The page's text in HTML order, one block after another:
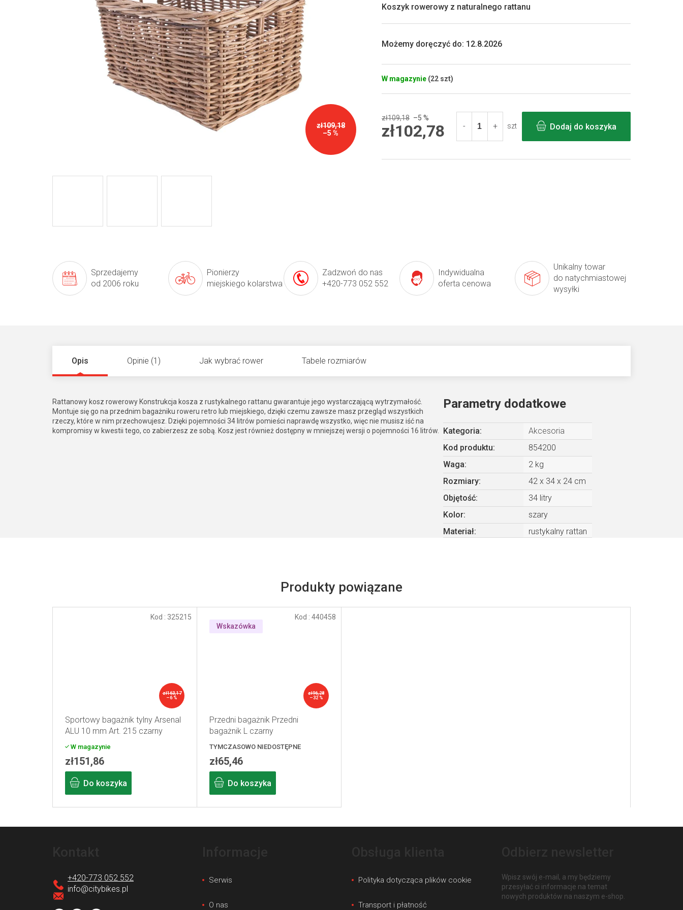
zł109,18
–5 %
W magazynie (22 szt)
Możemy doręczyć do: 12.8.2026
Koszyk rowerowy z naturalnego rattanu
0,0
5
zł109,18 –5 %
zł102,78 szt Dodaj do koszyka
Sprzedajemy
od 2006 roku
Pionierzy
miejskiego kolarstwa
Zadzwoń do nas
+420-773 052 552
Indywidualna
oferta cenowa
Unikalny towar
do natychmiastowej
wysyłki
Produkty powiązane
zł163,17
–6 %
Sportowy bagażnik tylny Arsenal
ALU 10 mm Art. 215 czarny
W magazynie
zł151,86
Do koszyka
Kod : 325215
Wskazówka
zł96,28
–32 %
Przedni bagażnik Przedni
bagażnik L czarny
TYMCZASOWO NIEDOSTĘPNE
zł65,46
Do koszyka
Kod : 440458
Opis Opinie (1) Jak wybrać rower Tabele rozmiarów
Rattanowy kosz rowerowy Konstrukcja kosza z rustykalnego rattanu gwarantuje jego wystarczającą wytrzymałość.
Montuje się go na przednim bagażniku roweru retro lub miejskiego, dzięki czemu zawsze masz przegląd wszystkich
rzeczy, które w nim przechowujesz. Dzięki pojemności 34 litrów pomieści naprawdę wszystko, więc nie musisz iść na
kompromisy w kwestii tego, co zabierzesz ze sobą. Kosz jest również dostępny w mniejszej wersji o pojemności 16 litrów.
Parametry dodatkowe
Kategoria:
Akcesoria
Kod produktu:
854200
Waga:
2 kg
Rozmiary:
42 x 34 x 24 cm
Objętość:
34 litry
Kolor:
szary
Materiał: rustykalny rattan
info@citybikes.pl
+420-773 052 552 Serwis
O nas
Polityka dotycząca plików cookie
Transport i płatność
Wpisz swój e-mail, a my będziemy
przesyłać ci informacje na temat
nowych produktów na naszym e-shop.